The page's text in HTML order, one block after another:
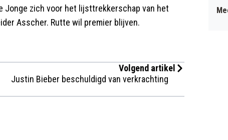
Jonge zich voor het lijsttrekkerschap van het
Asscher. Rutte wil premier blijven.
Volgend artikel
Justin Bieber beschuldigd van verkrachting